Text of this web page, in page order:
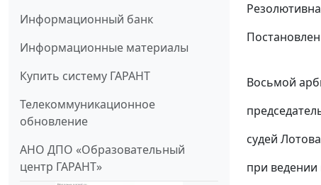
Информационный банк
Информационные материалы
Купить систему ГАРАНТ
Телекоммуникационное
обновление
АНО ДПО «Образовательный
центр ГАРАНТ»
Восьмой
судей
при ведении